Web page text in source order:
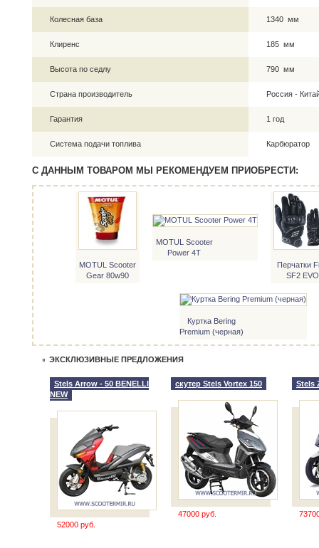
Колесная база 1340 мм
Клиренс 185 мм
Высота по седлу 790 мм
Страна производитель Россия -
Гарантия 1 год
Система подачи топлива Карбюратор
С ДАННЫМ ТОВАРОМ МЫ РЕКОМЕНДУЕМ ПРИОБРЕСТИ:
MOTUL Scooter
Gear 80w90
MOTUL Scooter
Power 4T
Перчатки
SF2 EVO
Куртка Bering
Premium (черная)
ЭКСКЛЮЗИВНЫЕ ПРЕДЛОЖЕНИЯ
Stels Arrow - 50 BENELLI
NEW
52000 руб.
скутер Stels Vortex 150
47000 руб.
Stels